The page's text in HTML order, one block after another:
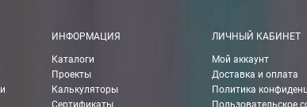
банковской картой или наличными.
для Москвы, Московской области и Санкт-
ИНФОРМАЦИЯ
Каталоги
Проекты
Калькуляторы
Сертификаты
ЛИЧНЫЙ КАБИНЕТ
Мой аккаунт
Доставка и оплата
Политика
Пользовательское